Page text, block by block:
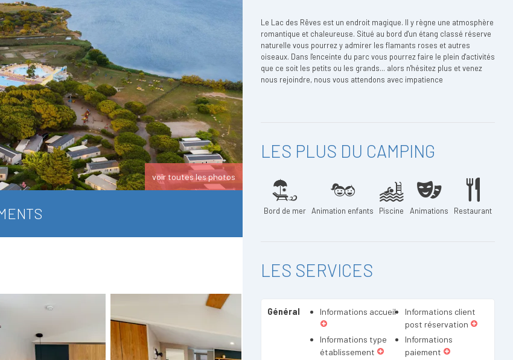
voir toutes les photos
Le Lac des Rêves est un endroit magique. Il y règne une atmosphère
romantique et chaleureuse. Situé au bord d'un étang classé réserve
naturelle vous pourrez y admirer les flamants roses et autres
oiseaux. Dans l'enceinte du parc vous pourrez faire le plein d'activités
que ce soit les petits ou les grands... alors n'hésitez plus et venez
nous rejoindre, nous vous attendons avec impatience
LES PLUS DU CAMPING
Bord de mer Animation enfants Piscine Animations Restaurant
LES SERVICES
Général Informations accueil
Informations client
post réservation
Informations type
établissement
Informations
paiement